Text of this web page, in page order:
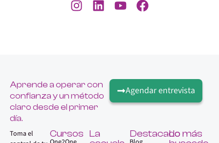
Aprende a operar con
confianza y un método
claro desde el primer
día.
Agendar entrevista
Toma el
Cursos La
DestacadoLo más